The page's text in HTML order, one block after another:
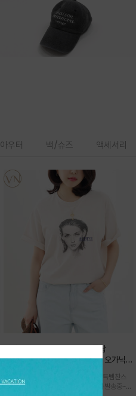
베라노바 어반 우먼 강연 코튼탑
(2color) *한여름 내내 입는 오가닉
워크 (Line Work) & 스케치/감각적
인 아트워크 프린트가 시선을 끄는 루즈
md강력추천 2026 신상품 ★대박 득템찬스
~~ 주.문.대.폭.주 - 전컬러 인기~순차발송중~★
아우터 백/슈즈 액세서리